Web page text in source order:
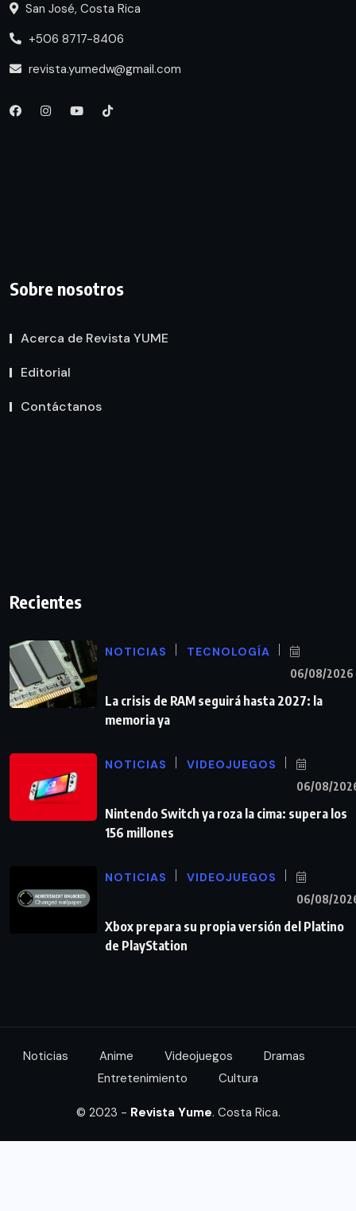
San José, Costa Rica
+506 8717-8406
revista.yumedw@gmail.com
Sobre nosotros
Acerca de Revista YUME
Editorial
Contáctanos
Recientes
NOTICIAS TECNOLOGÍA
06/08/2026
La crisis de RAM seguirá hasta 2027: la
memoria ya
NOTICIAS VIDEOJUEGOS
06/08/
Nintendo Switch ya roza la cima: supera los
156 millones
NOTICIAS VIDEOJUEGOS
06/08/
Xbox prepara su propia versión del Platino
de PlayStation
Noticias Anime Videojuegos
Dramas
Entretenimiento
Cultura
© 2023 - Revista Yume. Costa Rica.